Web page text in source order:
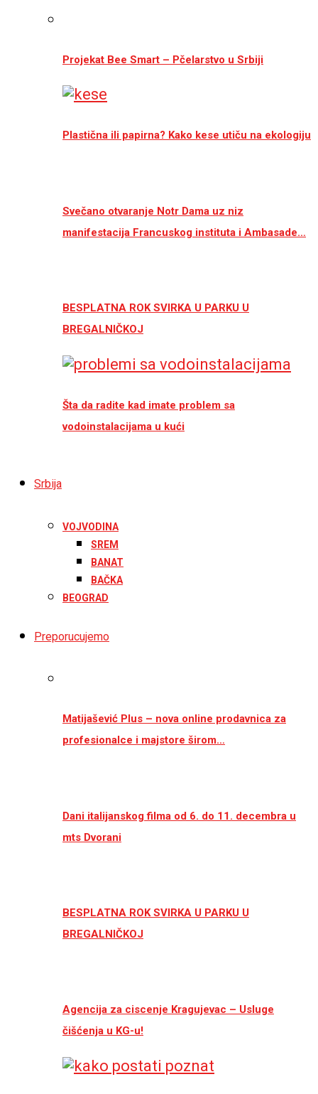
Projekat Bee Smart – Pčelarstvo u Srbiji
Plastična ili papirna? Kako kese utiču na ekologiju
Svečano otvaranje Notr Dama uz niz
manifestacija Francuskog instituta i Ambasade…
BESPLATNA ROK SVIRKA U PARKU U
BREGALNIČKOJ
Šta da radite kad imate problem sa
vodoinstalacijama u kući
Srbija
VOJVODINA
SREM
BANAT
BAČKA
BEOGRAD
Preporucujemo
Matijašević Plus – nova online prodavnica za
profesionalce i majstore širom…
Dani italijanskog filma od 6. do 11. decembra u
mts Dvorani
BESPLATNA ROK SVIRKA U PARKU U
BREGALNIČKOJ
Agencija za ciscenje Kragujevac – Usluge
čišćenja u KG-u!